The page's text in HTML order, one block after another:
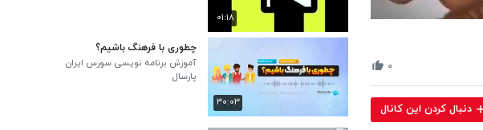
۰
دنبال کردن این کانال
۰۱:۱۸
۳۰:۰۳
چطوری با فرهنگ باشیم؟
آموزش برنامه نویسی سورس ایران
پارسال